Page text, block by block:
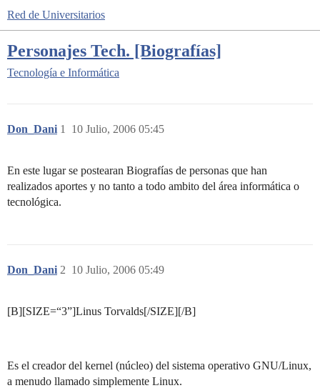
Red de Universitarios
Personajes Tech. [Biografías]
Tecnología e Informática
Don_Dani 10 Julio, 2006 05:45
1
En este lugar se postearan Biografías de personas que han
realizados aportes y no tanto a todo ambito del área informática o
tecnológica.
Don_Dani 10 Julio, 2006 05:49
2
[B][SIZE=“3”]Linus Torvalds[/SIZE][/B]
Es el creador del kernel (núcleo) del sistema operativo GNU/Linux,
a menudo llamado simplemente Linux.